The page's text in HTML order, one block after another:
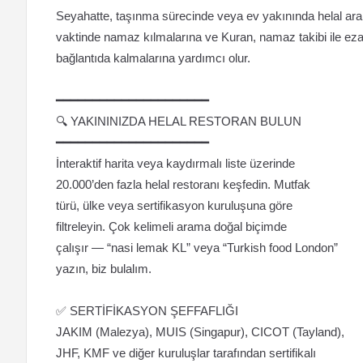
Seyahatte, taşınma sürecinde veya ev yakınında helal
vaktinde namaz kılmalarına ve Kuran, namaz takibi ile
bağlantıda kalmalarına yardımcı olur.
━━━━━━━━━━━━━━━━━━━━━
🔍 YAKININIZDA HELAL RESTORAN BULUN
━━━━━━━━━━━━━━━━━━━━━
İnteraktif harita veya kaydırmalı liste üzerinde
20.000’den fazla helal restoranı keşfedin. Mutfak
türü, ülke veya sertifikasyon kuruluşuna göre
filtreleyin. Çok kelimeli arama doğal biçimde
çalışır — “nasi lemak KL” veya “Turkish food London”
yazın, biz bulalım.
✅ SERTİFİKASYON ŞEFFAFLIĞI
JAKIM (Malezya), MUIS (Singapur), CICOT (Tayland),
JHF, KMF ve diğer kuruluşlar tarafından sertifikalı